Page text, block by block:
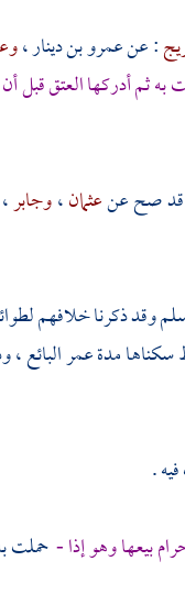
: عنعمرو بن دينار،
به ثم أدركها العتق قبل
قد صح عنعثمان،وجابر
وقد ذكرنا خلافهم
سكناها مدة عمر
.
بيعها وهو إذا -حملت